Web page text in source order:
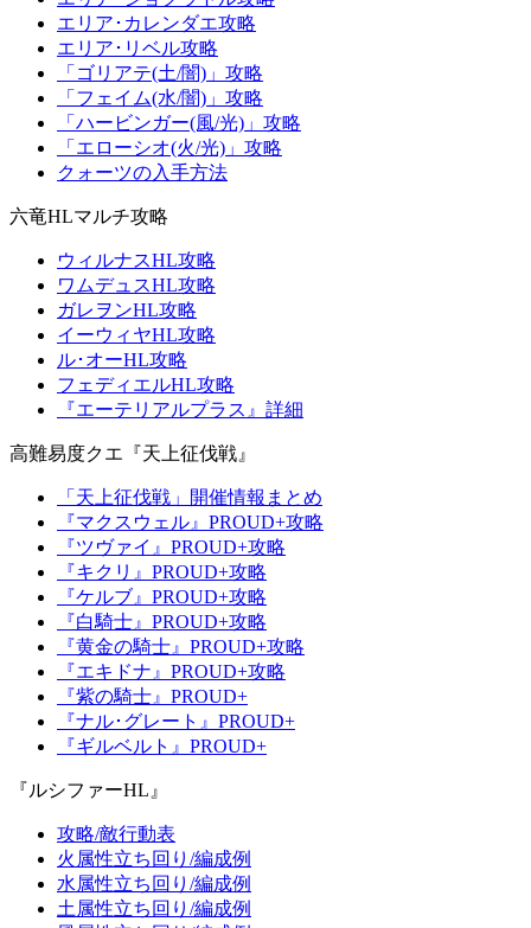
エリア･カレンダエ攻略
エリア･リベル攻略
「ゴリアテ(土/闇)」攻略
「フェイム(水/闇)」攻略
「ハービンガー(風/光)」攻略
「エローシオ(火/光)」攻略
クォーツの入手方法
六竜HLマルチ攻略
ウィルナスHL攻略
ワムデュスHL攻略
ガレヲンHL攻略
イーウィヤHL攻略
ル･オーHL攻略
フェディエルHL攻略
『エーテリアルプラス』詳細
高難易度クエ『天上征伐戦』
「天上征伐戦」開催情報まとめ
『マクスウェル』PROUD+攻略
『ツヴァイ』PROUD+攻略
『キクリ』PROUD+攻略
『ケルブ』PROUD+攻略
『白騎士』PROUD+攻略
『黄金の騎士』PROUD+攻略
『エキドナ』PROUD+攻略
『紫の騎士』PROUD+
『ナル･グレート』PROUD+
『ギルベルト』PROUD+
『ルシファーHL』
攻略/敵行動表
火属性立ち回り/編成例
水属性立ち回り/編成例
土属性立ち回り/編成例